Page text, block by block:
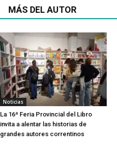
MÁS DEL AUTOR
Noticias
La 16ª Feria Provincial del Libro
invita a alentar las historias de
grandes autores correntinos